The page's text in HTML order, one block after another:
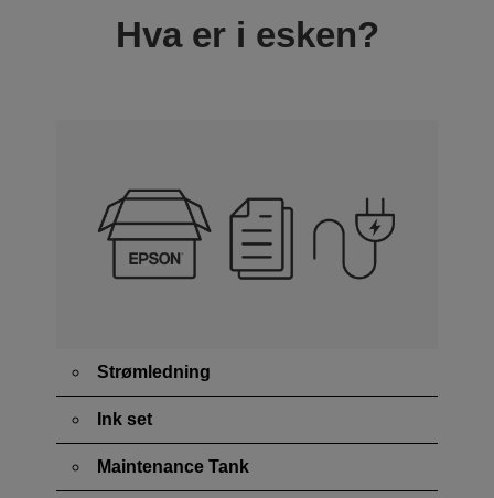
Hva er i esken?
Strømledning
Ink set
Maintenance Tank